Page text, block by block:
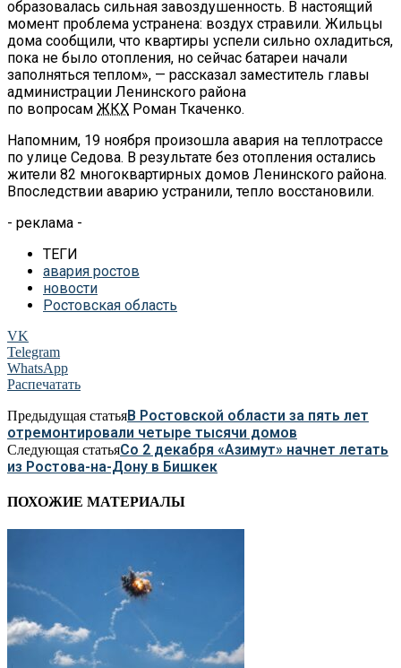
образовалась сильная завоздушенность. В настоящий
момент проблема устранена: воздух стравили. Жильцы
дома сообщили, что квартиры успели сильно охладиться,
пока не было отопления, но сейчас батареи начали
заполняться теплом», — рассказал заместитель главы
администрации Ленинского района
по вопросам ЖКХ Роман Ткаченко.
Напомним, 19 ноября произошла авария на теплотрассе
по улице Седова. В результате без отопления остались
жители 82 многоквартирных домов Ленинского района.
Впоследствии аварию устранили, тепло восстановили.
- реклама -
ТЕГИ
авария ростов
новости
Ростовская область
VK
Telegram
WhatsApp
Распечатать
Предыдущая статьяВ Ростовской области за пять лет
отремонтировали четыре тысячи домов
Следующая статьяСо 2 декабря «Азимут» начнет летать
из Ростова-на-Дону в Бишкек
ПОХОЖИЕ МАТЕРИАЛЫ